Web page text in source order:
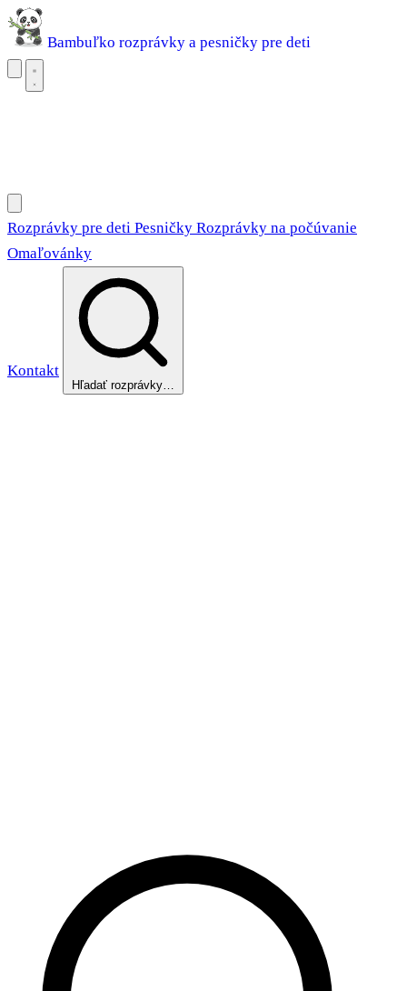
Bambuľko rozprávky a pesničky pre deti
Rozprávky pre deti Pesničky Rozprávky na počúvanie
Omaľovánky
Kontakt
Hľadať rozprávky…